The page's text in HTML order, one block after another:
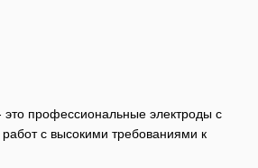
это профессиональные электроды с
с высокими требованиями к